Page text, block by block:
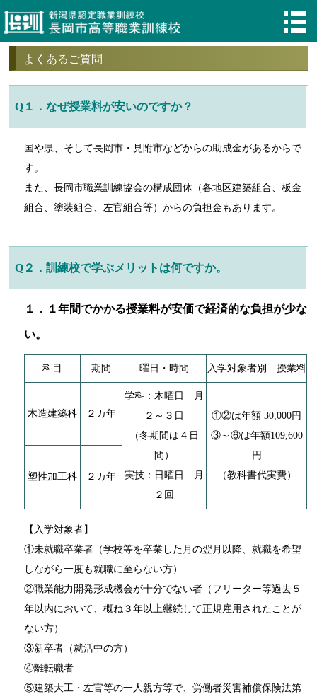
よくあるご質問
Q１．なぜ授業料が安いのですか？
国や県、そして長岡市・見附市などからの助成金があるからで
す。
また、長岡市職業訓練協会の構成団体（各地区建築組合、板金
組合、塗装組合、左官組合等）からの負担金もあります。
Q２．訓練校で学ぶメリットは何ですか。
１．１年間でかかる授業料が安価で経済的な負担が少な
い。
科目 期間 曜日・時間 入学対象者別 授業料
木造建築科 ２カ年
学科：木曜日 月
２～３日
（冬期間は４日
間）
実技：日曜日 月
２回
①②は年額 30,000円
③～⑥は年額109,600
円
（教科書代実費）
塑性加工科 ２カ年
【入学対象者】
①未就職卒業者（学校等を卒業した月の翌月以降、就職を希望
しながら一度も就職に至らない方）
②職業能力開発形成機会が十分でない者（フリーター等過去５
年以内において、概ね３年以上継続して正規雇用されたことが
ない方）
③新卒者（就活中の方）
④離転職者
⑤建築大工・左官等の一人親方等で、労働者災害補償保険法第